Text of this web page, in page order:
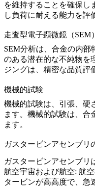
を維持することを確保し
し負荷に耐える能力を評
走査型電子顕微鏡（SEM
SEM分析は、合金の内部
のある潜在的な不純物を
ジングは、精密な品質評
機械的試験
機械的試験は、引張、硬
ます。機械的試験は、合
ます。
ガスタービンアセンブリ
ガスタービンアセンブリ
航空宇宙および航空: 航
タービンが高高度で、急